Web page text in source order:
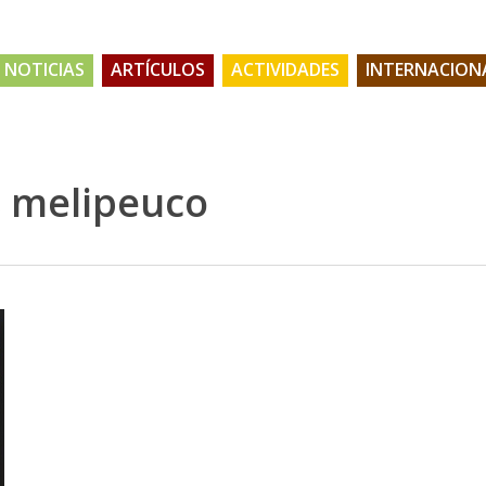
NOTICIAS ARTÍCULOS ACTIVIDADES
melipeuco